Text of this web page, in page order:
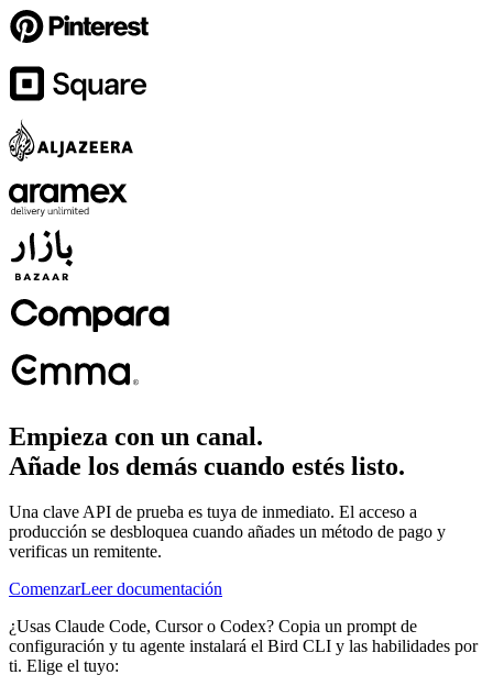
Empieza con un canal.
Añade los demás cuando estés listo.
Una clave API de prueba es tuya de inmediato. El acceso a
producción se desbloquea cuando añades un método de pago y
verificas un remitente.
ComenzarLeer documentación
¿Usas Claude Code, Cursor o Codex? Copia un prompt de
configuración y tu agente instalará el Bird CLI y las habilidades por
ti. Elige el tuyo: